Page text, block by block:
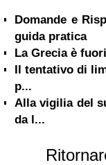
Domande e
guida pratica
La Grecia è
Il tentativo di
p...
Alla vigilia del
da l...